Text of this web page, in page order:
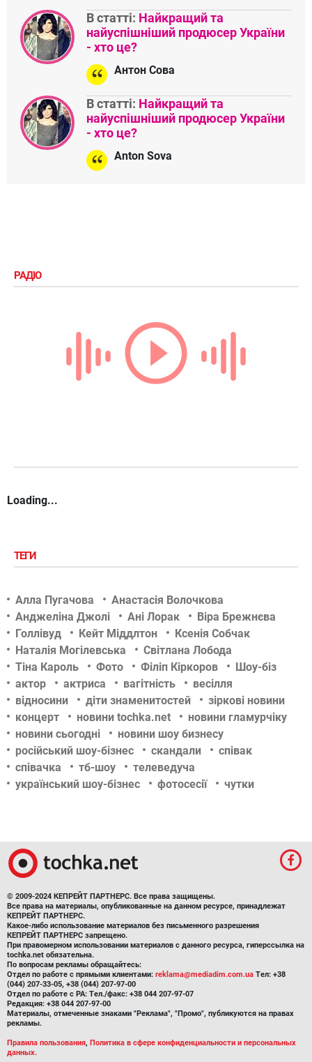
В статті: Найкращий та
найуспішніший продюсер України
- хто це?
Антон Сова
В статті: Найкращий та
найуспішніший продюсер України
- хто це?
Anton Sova
РАДІО
Loading...
ТЕГИ
Алла Пугачова
Анастасія Волочкова
Анджеліна Джолі
Ані Лорак
Віра Брежнєва
Голлівуд
Кейт Міддлтон
Ксенія Собчак
Наталія Могілевська
Світлана Лобода
Тіна Кароль
Фото Філіп Кіркоров
Шоу-біз
актор
актриса вагітність
весілля
відносини
діти знаменитостей
зіркові новини
концерт
новини tochka.net
новини гламурчіку
новини сьогодні
новини шоу бизнесу
російський шоу-бізнес
скандали
співак
співачка
тб-шоу
телеведуча
український шоу-бізнес
фотосесії чутки
© 2009-2024 КЕПРЕЙТ ПАРТНЕРС. Все права защищены.
Все права на материалы, опубликованные на данном ресурсе, принадлежат
КЕПРЕЙТ ПАРТНЕРС.
Какое-либо использование материалов без письменного разрешения
КЕПРЕЙТ ПАРТНЕРС запрещено.
При правомерном использовании материалов с данного ресурса, гиперссылка на
tochka.net обязательна.
По вопросам рекламы обращайтесь:
Отдел по работе с прямыми клиентами: reklama@mediadim.com.ua Тел: +38
(044) 207-33-05, +38 (044) 207-97-00
Отдел по работе с РА: Тел./факс: +38 044 207-97-07
Редакция: +38 044 207-97-00
Материалы, отмеченные знаками "Реклама", "Промо", публикуются на правах
рекламы.
Правила пользования, Политика в сфере конфиденциальности и персональных
данных.